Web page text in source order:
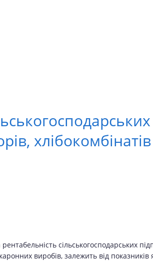
хлібокомбінатів
сільськогосподарських
виробів, залежить від